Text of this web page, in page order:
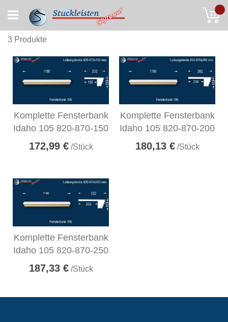
to
Content
3 Produkte
Komplette Fensterbank
Idaho 105 820-870-150
172,99 €/Stück
Komplette Fensterbank
Idaho 105 820-870-200
180,13 €/Stück
Komplette Fensterbank
Idaho 105 820-870-250
187,33 €/Stück